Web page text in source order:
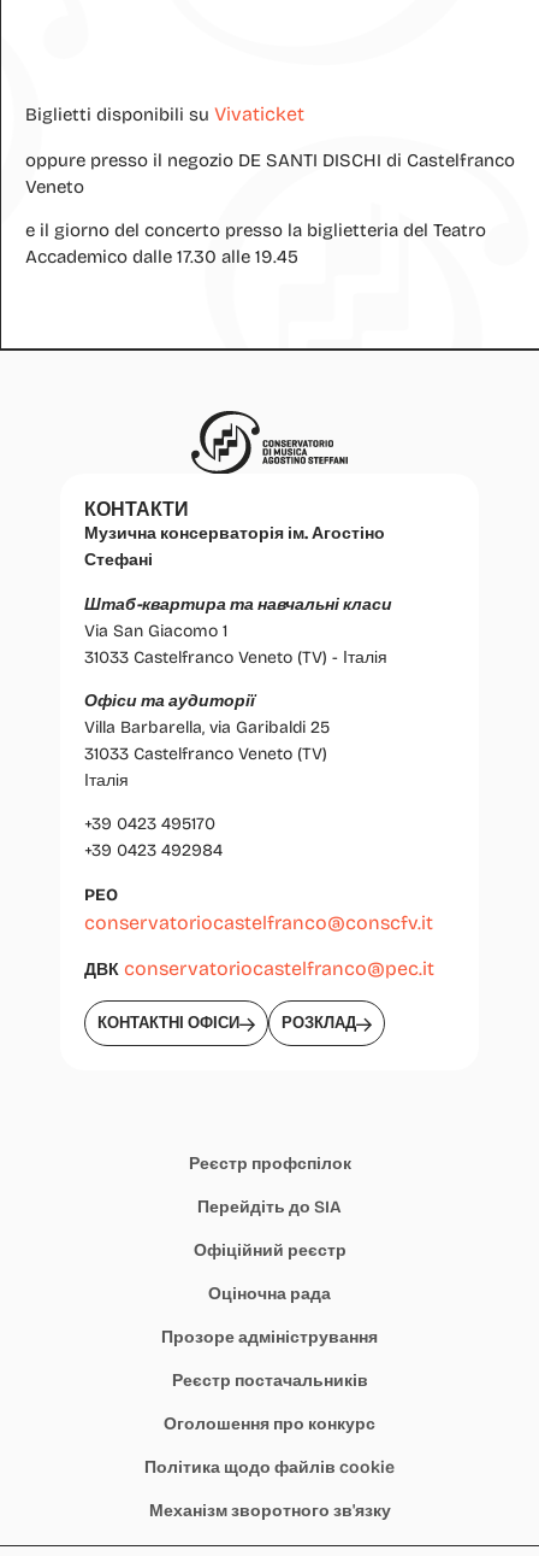
Biglietti disponibili su Vivaticket
oppure presso il negozio DE SANTI DISCHI di Castelfranco
Veneto
e il giorno del concerto presso la biglietteria del Teatro
Accademico dalle 17.30 alle 19.45
КОНТАКТИ
Музична консерваторія ім. Агостіно
Стефані
Штаб-квартира та навчальні класи
Via San Giacomo 1
31033 Castelfranco Veneto (TV) - Італія
Офіси та аудиторії
Villa Barbarella, via Garibaldi 25
31033 Castelfranco Veneto (TV)
Італія
+39 0423 495170
+39 0423 492984
PEO
conservatoriocastelfranco@conscfv.it
ДВК conservatoriocastelfranco@pec.it
КОНТАКТНІ ОФІСИ РОЗКЛАД
Реєстр профспілок
Перейдіть до SIA
Офіційний реєстр
Оціночна рада
Прозоре адміністрування
Реєстр постачальників
Оголошення про конкурс
Політика щодо файлів cookie
Механізм зворотного зв'язку